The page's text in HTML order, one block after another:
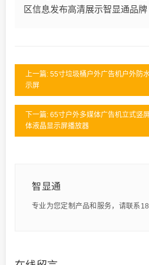
区信息发布高清展示智显通品牌
上一篇: 55寸垃圾桶户外广告机户外防
示屏
下一篇: 65寸户外多媒体广告机立式竖
体液晶显示屏播放器
智显通
专业为您定制产品和服务，请联系